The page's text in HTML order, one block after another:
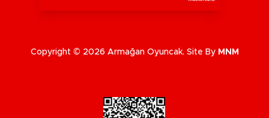
Copyright © 2026 Armağan Oyuncak. Site By MNM